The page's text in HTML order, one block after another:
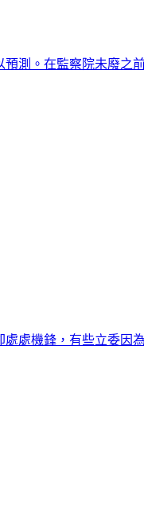
測。在監察院未廢之
處機鋒，有些立委因